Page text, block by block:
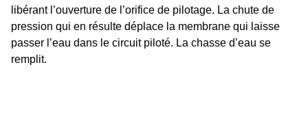
libérant l’ouverture de l’orifice de pilotage. La chute de
pression qui en résulte déplace la membrane qui laisse
passer l’eau dans le circuit piloté. La chasse d’eau se
remplit.